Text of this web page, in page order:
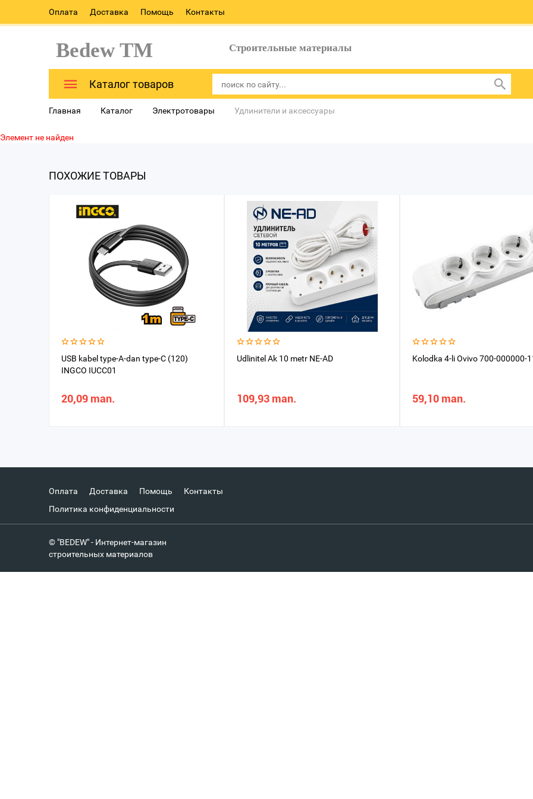
Оплата Доставка Помощь Контакты
Bedew TM Строительные материалы
Каталог товаров
Главная Каталог Электротовары Удлинители и аксессуары
Элемент не найден
ПОХОЖИЕ ТОВАРЫ
USB kabel type-A-dan type-C (120)
INGCO IUCC01
20,09 man.
Udlinitel Ak 10 metr NE-AD
109,93 man.
Kolodka 4-li Ovivo 700-000000-
59,10 man.
Оплата Доставка Помощь
Контакты
Политика конфиденциальности
© "BEDEW" - Интернет-магазин
строительных материалов